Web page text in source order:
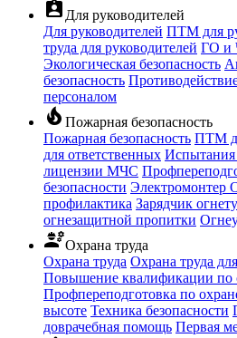
assignment_ind Для руководителей
Для руководителей ПТМ для
труда для руководителей ГО и
Экологическая безопасность
безопасность
персоналом
local_fire_department Пожарная безопасность
Пожарная безопасность ПТМ
для ответственных
лицензии МЧС
безопасности Электромонтер
профилактика Зарядчик
огнезащитной пропитки
engineeringОхрана труда
Охрана труда Охрана труда
Повышение квалификации по
Профпереподготовка по
высоте Техника безопасности
доврачебная помощь Первая